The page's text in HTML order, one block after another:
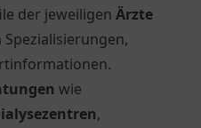
der jeweiligen Ärzte
Spezialisierungen,
wie
,